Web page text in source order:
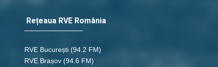
Rețeaua RVE România
RVE București (94.2 FM)
RVE Brașov (94.6 FM)